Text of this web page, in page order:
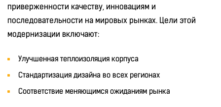
приверженности качеству, инновациям и
последовательности на мировых рынках. Цели этой
модернизации включают:
Улучшенная теплоизоляция корпуса
Стандартизация дизайна во всех регионах
Соответствие меняющимся ожиданиям рынка